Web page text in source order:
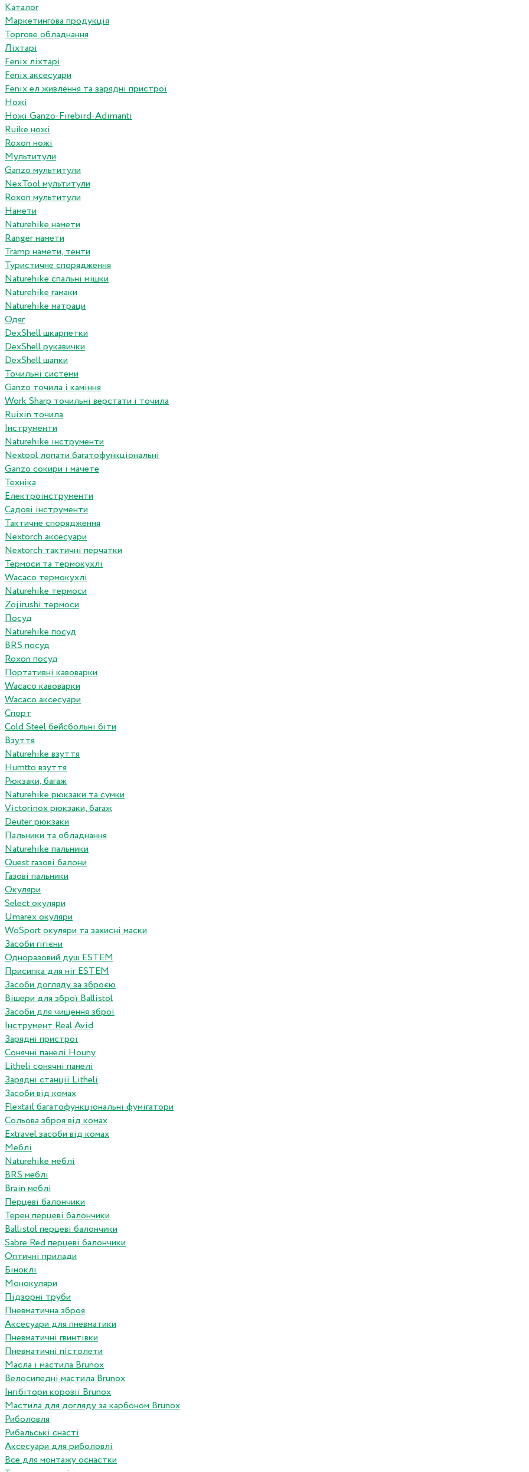
Каталог
Маркетингова продукція
Торгове обладнання
Ліхтарі
Fenix ліхтарі
Fenix аксесуари
Fenix ел живлення та зарядні пристрої
Ножі
Ножі Ganzo-Firebird-Adimanti
Ruike ножі
Roxon ножi
Мультитули
Ganzo мультитули
NexTool мультитули
Roxon мультитули
Намети
Naturehike намети
Ranger намети
Tramp намети, тенти
Туристичне спорядження
Naturehike спальні мішки
Naturehike гамаки
Naturehike матраци
Одяг
DexShell шкарпетки
DexShell рукавички
DexShell шапки
Точильні системи
Ganzo точила і каміння
Work Sharp точильні верстати і точила
Ruixin точила
Інструменти
Naturehike інструменти
Nextool лопати багатофункціональні
Ganzo сокири і мачете
Техніка
Електроінструменти
Садові інструменти
Тактичне спорядження
Nextorch аксесуари
Nextorch тактичні перчатки
Термоси та термокухлі
Wacaco термокухлі
Naturehike термоси
Zojirushi термоси
Посуд
Naturehike посуд
BRS посуд
Roxon посуд
Портативні кавоварки
Wacaco кавоварки
Wacaco аксесуари
Спорт
Cold Steel бейсбольні біти
Взуття
Naturehike взуття
Humtto взуття
Рюкзаки, багаж
Naturehike рюкзаки та сумки
Victorinox рюкзаки, багаж
Deuter рюкзаки
Пальники та обладнання
Naturehike пальники
Quest газові балони
Газові пальники
Окуляри
Select окуляри
Umarex окуляри
WoSport окуляри та захисні маски
Засоби гігієни
Одноразовий душ ESTEM
Присипка для ніг ESTEM
Засоби догляду за зброєю
Вішери для зброї Ballistol
Засоби для чищення зброї
Інструмент Real Avid
Зарядні пристрої
Сонячні панелі Houny
Litheli сонячні панелі
Зарядні станції Litheli
Засоби від комах
Flextail багатофункціональні фумігатори
Сольова зброя від комах
Extravel засоби від комах
Меблі
Naturehike меблі
BRS меблі
Brain меблі
Перцеві балончики
Терен перцеві балончики
Ballistol перцеві балончики
Sabre Red перцеві балончики
Оптичні прилади
Біноклі
Монокуляри
Підзорні труби
Пневматична зброя
Аксесуари для пневматики
Пневматичні гвинтівки
Пневматичні пістолети
Масла і мастила Brunox
Велосипедні мастила Brunox
Інгібітори корозії Brunox
Мастила для догляду за карбоном Brunox
Риболовля
Рибальські снасті
Аксесуари для риболовлі
Все для монтажу оснастки